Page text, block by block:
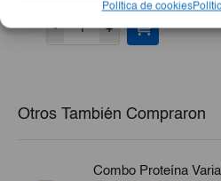
Política de cookies
- +
Otros También Compraron
Combo Proteína